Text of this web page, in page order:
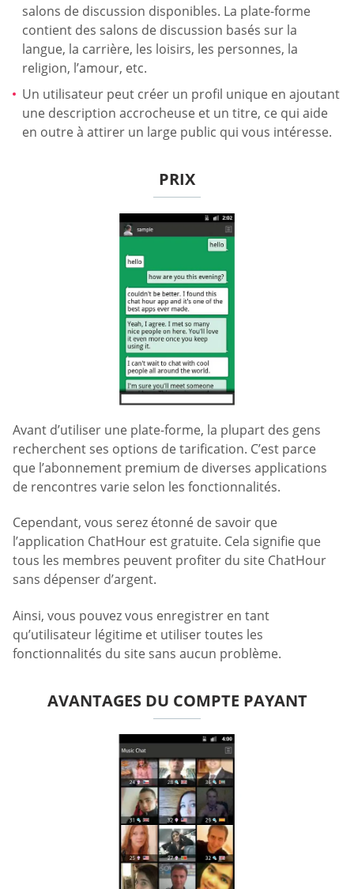
salons de discussion disponibles. La plate-forme
contient des salons de discussion basés sur la
langue, la carrière, les loisirs, les personnes, la
religion, l’amour, etc.
Un utilisateur peut créer un profil unique en ajoutant
une description accrocheuse et un titre, ce qui aide
en outre à attirer un large public qui vous intéresse.
PRIX
Avant d’utiliser une plate-forme, la plupart des gens
recherchent ses options de tarification. C’est parce
que l’abonnement premium de diverses applications
de rencontres varie selon les fonctionnalités.
Cependant, vous serez étonné de savoir que
l’application ChatHour est gratuite. Cela signifie que
tous les membres peuvent profiter du site ChatHour
sans dépenser d’argent.
Ainsi, vous pouvez vous enregistrer en tant
qu’utilisateur légitime et utiliser toutes les
fonctionnalités du site sans aucun problème.
AVANTAGES DU COMPTE PAYANT